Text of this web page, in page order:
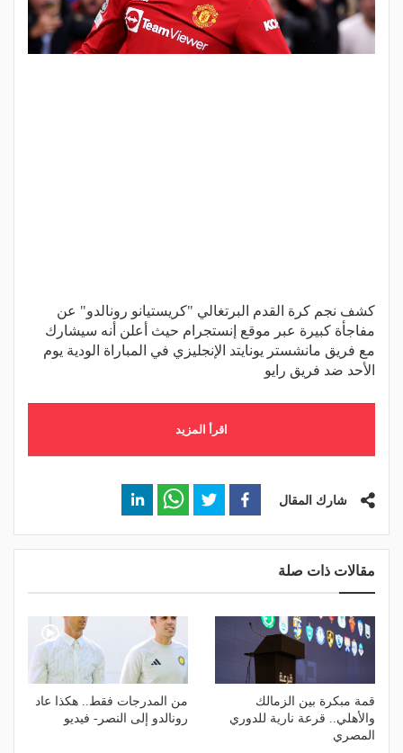
كشف نجم كرة القدم البرتغالي "كريستيانو رونالدو" عن
مفاجأة كبيرة عبر موقع إنستجرام حيث أعلن أنه سيشارك
مع فريق مانشستر يونايتد الإنجليزي في المباراة الودية يوم
الأحد ضد فريق رايو
اقرأ المزيد
شارك المقال
مقالات ذات صلة
قمة مبكرة بين الزمالك
والأهلي.. قرعة نارية للدوري
المصري
من المدرجات فقط.. هكذا عاد
رونالدو إلى النصر- فيديو